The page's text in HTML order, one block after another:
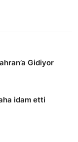
Gidiyor
idam etti